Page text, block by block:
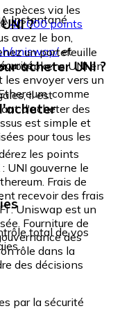
Instantané
via les
40 000 points
avez le bon,
uniswap/et
?
un portefeuille
vos tokens UNI en
les envoyer vers un
comme
acheter UNI ?
il est
d'acheter des
est simple et
pour tous les
les points
UNI gouverne le
Frais de
recevoir des frais
: Uniswap est un
Fourniture de
des
rôle dans la
des décisions
total de vos
par la sécurité